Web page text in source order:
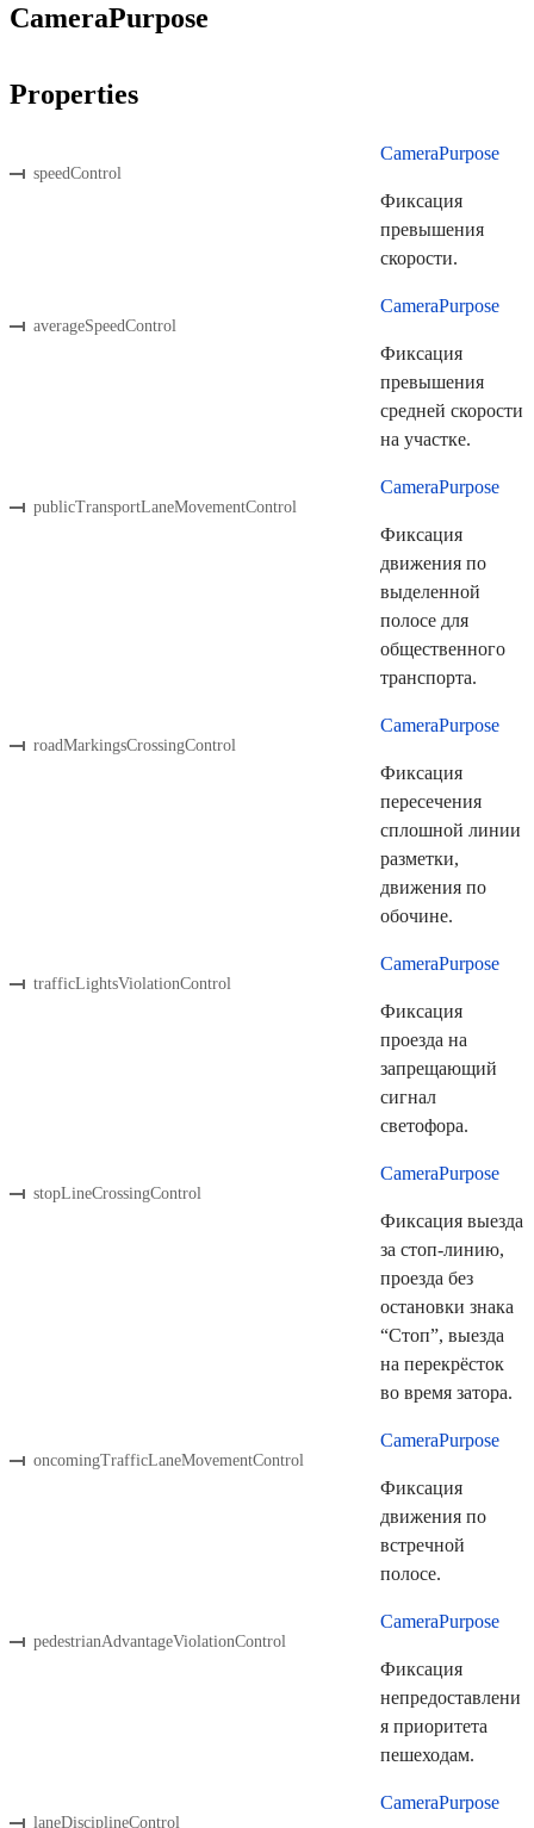
CameraPurpose
Properties
speedControl
CameraPurpose
Фиксация
превышения
скорости.
averageSpeedControl
CameraPurpose
Фиксация
превышения
средней скорости
на участке.
publicTransportLaneMovementControl
CameraPurpose
Фиксация
движения по
выделенной
полосе для
общественного
транспорта.
roadMarkingsCrossingControl
CameraPurpose
Фиксация
пересечения
сплошной линии
разметки,
движения по
обочине.
trafficLightsViolationControl
CameraPurpose
Фиксация
проезда на
запрещающий
сигнал
светофора.
stopLineCrossingControl
CameraPurpose
Фиксация выезда
за стоп-линию,
проезда без
остановки знака
“Стоп”, выезда
на перекрёсток
во время затора.
oncomingTrafficLaneMovementControl
CameraPurpose
Фиксация
движения по
встречной
полосе.
pedestrianAdvantageViolationControl
CameraPurpose
Фиксация
непредоставлени
я приоритета
пешеходам.
laneDisciplineControl
CameraPurpose